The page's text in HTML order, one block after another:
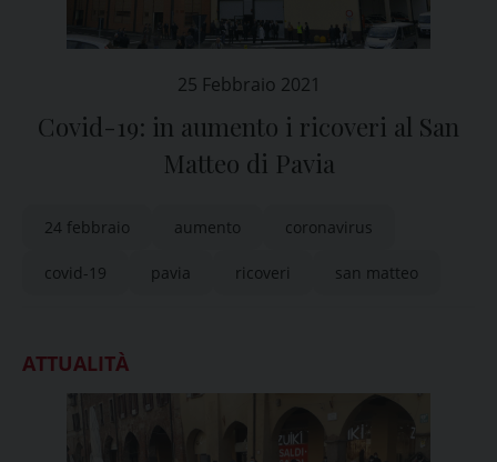
25 Febbraio 2021
Covid-19: in aumento i ricoveri al San
Matteo di Pavia
24 febbraio aumento coronavirus
covid-19 pavia ricoveri san matteo
ATTUALITÀ